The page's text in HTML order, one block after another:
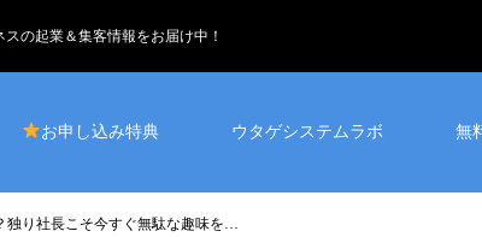
の起業＆集客情報をお届け中！
お申し込み特典 ウタゲシステムラボ 無
独り社長こそ今すぐ無駄な趣味を…